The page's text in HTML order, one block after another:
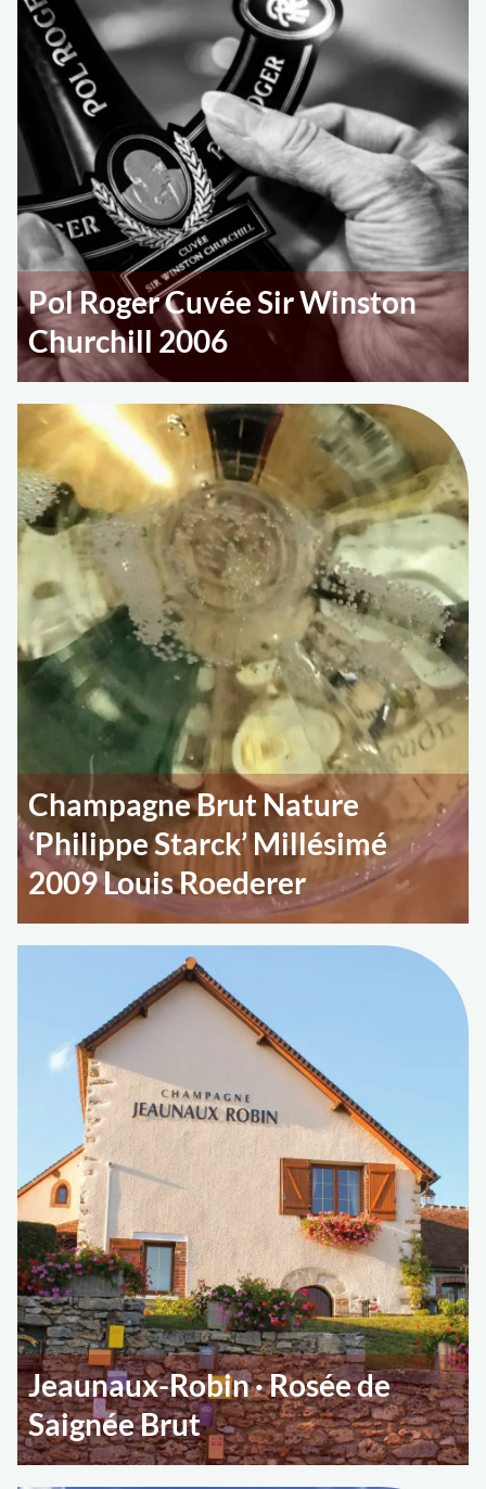
Pol Roger Cuvée Sir Winston
Churchill 2006
Champagne Brut Nature
‘Philippe Starck’ Millésimé
2009 Louis Roederer
Jeaunaux-Robin · Rosée de
Saignée Brut